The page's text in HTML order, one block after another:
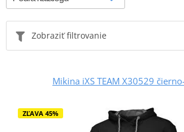
Zobraziť filtrovanie
Mikina iXS TEAM X30529
ZĽAVA 45%